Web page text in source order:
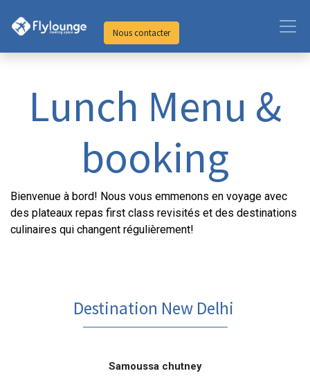
Nous contacter
Lunch Menu &
booking
Bienvenue à bord! Nous vous emmenons en voyage avec
des plateaux repas first class revisités et des destinations
culinaires qui changent régulièrement!
Destination New Delhi​
Samoussa chutney